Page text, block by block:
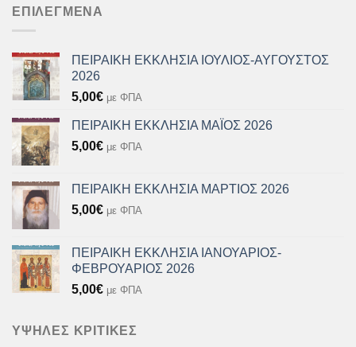
ΕΠΙΛΕΓΜΈΝΑ
ΠΕΙΡΑΙΚΗ ΕΚΚΛΗΣΙΑ ΙΟΥΛΙΟΣ-ΑΥΓΟΥΣΤΟΣ
2026
5,00€ με ΦΠΑ
ΠΕΙΡΑΙΚΗ ΕΚΚΛΗΣΙΑ ΜΑΪΟΣ 2026
5,00€ με ΦΠΑ
ΠΕΙΡΑΙΚΗ ΕΚΚΛΗΣΙΑ ΜΑΡΤΙΟΣ 2026
5,00€ με ΦΠΑ
ΠΕΙΡΑΙΚΗ ΕΚΚΛΗΣΙΑ ΙΑΝΟΥΑΡΙΟΣ-
ΦΕΒΡΟΥΑΡΙΟΣ 2026
5,00€ με ΦΠΑ
ΥΨΗΛΈΣ ΚΡΙΤΙΚΈΣ